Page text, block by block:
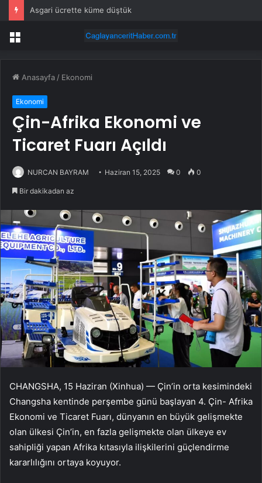
Asgari ücrette küme düştük
Menü
Anasayfa / Ekonomi
Ekonomi
Çin-Afrika Ekonomi ve
Ticaret Fuarı Açıldı
NURCAN BAYRAM Haziran 15, 2025 0 0
Bir dakikadan az
CHANGSHA, 15 Haziran (Xinhua) — Çin’in orta kesimindeki
Changsha kentinde perşembe günü başlayan 4. Çin- Afrika
Ekonomi ve Ticaret Fuarı, dünyanın en büyük gelişmekte
olan ülkesi Çin’in, en fazla gelişmekte olan ülkeye ev
sahipliği yapan Afrika kıtasıyla ilişkilerini güçlendirme
kararlılığını ortaya koyuyor.